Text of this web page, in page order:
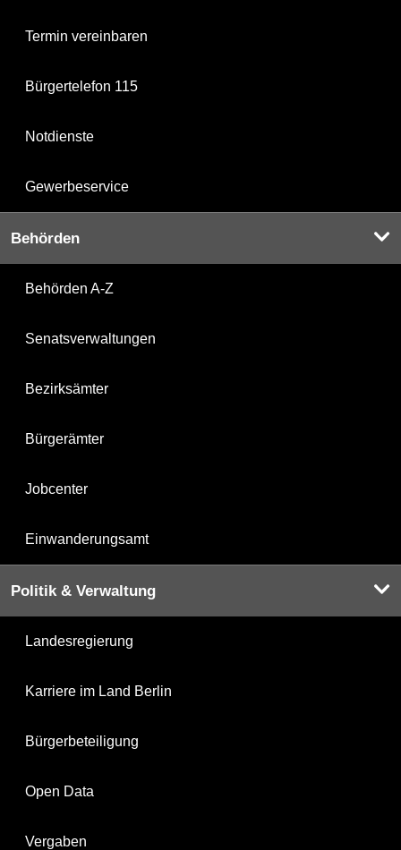
Termin vereinbaren
Bürgertelefon 115
Notdienste
Gewerbeservice
Behörden
Behörden A-Z
Senatsverwaltungen
Bezirksämter
Bürgerämter
Jobcenter
Einwanderungsamt
Politik & Verwaltung
Landesregierung
Karriere im Land Berlin
Bürgerbeteiligung
Open Data
Vergaben